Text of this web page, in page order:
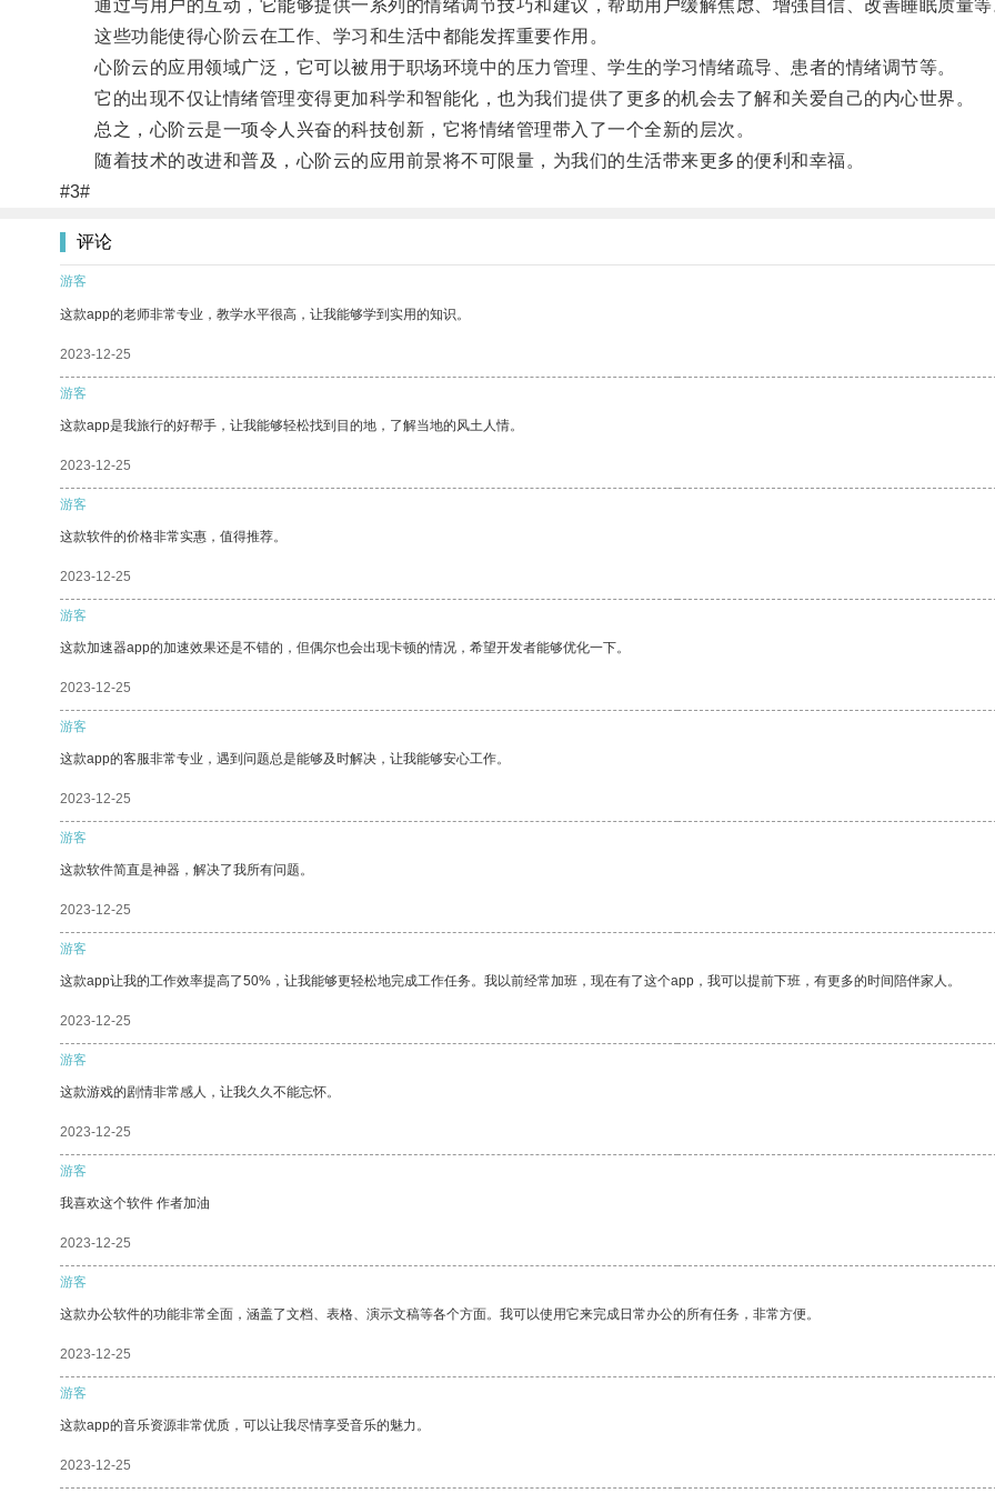
通过与用户的互动，它能够提供一系列的情绪调节技巧和建议，帮助用户缓解焦虑、增强自信、改善睡眠质量
这些功能使得心阶云在工作、学习和生活中都能发挥重要作用。
心阶云的应用领域广泛，它可以被用于职场环境中的压力管理、学生的学习情绪疏导、患者的情绪调节等。
它的出现不仅让情绪管理变得更加科学和智能化，也为我们提供了更多的机会去了解和关爱自己的内心世界。
总之，心阶云是一项令人兴奋的科技创新，它将情绪管理带入了一个全新的层次。
随着技术的改进和普及，心阶云的应用前景将不可限量，为我们的生活带来更多的便利和幸福。
#3#
评论
游客
这款app的老师非常专业，教学水平很高，让我能够学到实用的知识。
2023-12-25
游客
这款app是我旅行的好帮手，让我能够轻松找到目的地，了解当地的风土人情。
2023-12-25
游客
这款软件的价格非常实惠，值得推荐。
2023-12-25
游客
这款加速器app的加速效果还是不错的，但偶尔也会出现卡顿的情况，希望开发者能够优化一下。
2023-12-25
游客
这款app的客服非常专业，遇到问题总是能够及时解决，让我能够安心工作。
2023-12-25
游客
这款软件简直是神器，解决了我所有问题。
2023-12-25
游客
这款app让我的工作效率提高了50%，让我能够更轻松地完成工作任务。我以前经常加班，现在有了这个app，我可以提前下班，有更多的时间陪伴家人。
2023-12-25
游客
这款游戏的剧情非常感人，让我久久不能忘怀。
2023-12-25
游客
我喜欢这个软件 作者加油
2023-12-25
游客
这款办公软件的功能非常全面，涵盖了文档、表格、演示文稿等各个方面。我可以使用它来完成日常办公的所有任务，非常方便。
2023-12-25
游客
这款app的音乐资源非常优质，可以让我尽情享受音乐的魅力。
2023-12-25